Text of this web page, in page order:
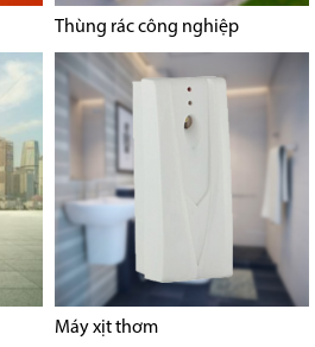
Thùng rác công nghiệp
Máy xịt thơm